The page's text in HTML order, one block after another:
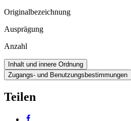
Originalbezeichnung
Ausprägung
Anzahl
Inhalt und innere Ordnung
Zugangs- und Benutzungsbestimmungen
Teilen